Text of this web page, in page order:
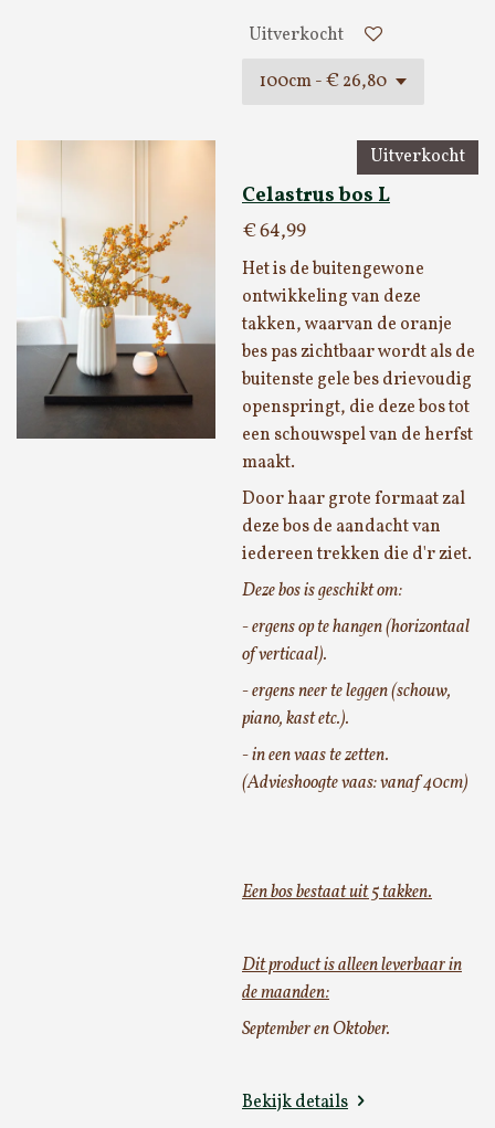
Uitverkocht
Uitverkocht
Celastrus bos L
€ 64,99
Het is de buitengewone
ontwikkeling van deze
takken, waarvan de oranje
bes pas zichtbaar wordt als de
buitenste gele bes drievoudig
openspringt, die deze bos tot
een schouwspel van de herfst
maakt.
Door haar grote formaat zal
deze bos de aandacht van
iedereen trekken die d'r ziet.
Deze bos is geschikt om:
- ergens op te hangen (horizontaal
of verticaal).
- ergens neer te leggen (schouw,
piano, kast etc.).
- in een vaas te zetten.
(Advieshoogte vaas: vanaf 40cm)
Een bos bestaat uit 5 takken.
Dit product is alleen leverbaar in
de maanden:
September en Oktober.
Bekijk details